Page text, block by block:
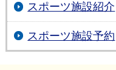
スポーツ施設紹介
スポーツ施設予約